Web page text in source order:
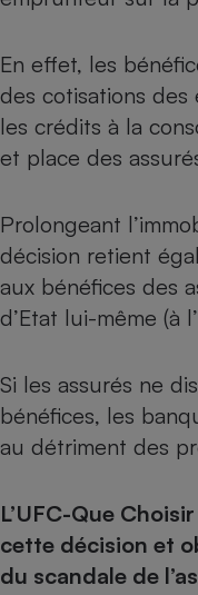
En effet, les
des cotisations des
les crédits à la
et place des
Prolongeant
décision retient
aux bénéfices des
d’Etat lui-même (à
Si les assurés ne
bénéfices, les
au détriment des
L’UFC-Que
cette décision et
du scandale de